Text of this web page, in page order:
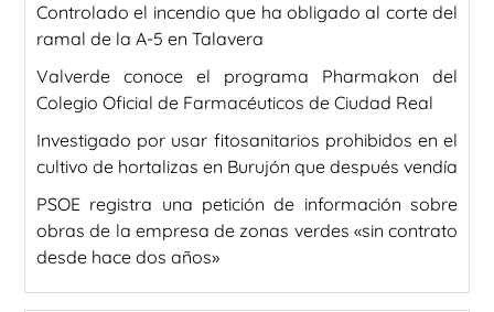
Controlado el incendio que ha obligado al corte del
ramal de la A-5 en Talavera
Valverde conoce el programa Pharmakon del
Colegio Oficial de Farmacéuticos de Ciudad Real
Investigado por usar fitosanitarios prohibidos en el
cultivo de hortalizas en Burujón que después vendía
PSOE registra una petición de información sobre
obras de la empresa de zonas verdes «sin contrato
desde hace dos años»